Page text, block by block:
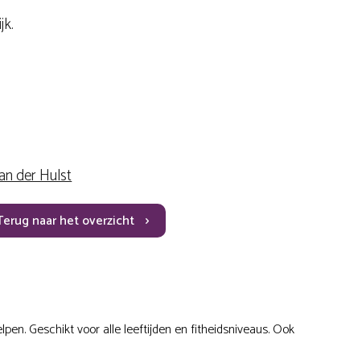
der Hulst
naar het overzicht
Geschikt voor alle leeftijden en fitheidsniveaus. Ook